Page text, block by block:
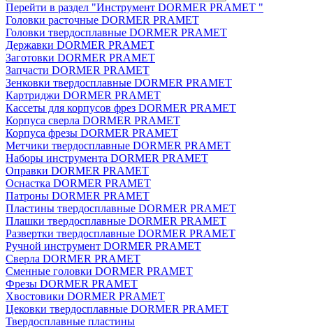
Перейти в раздел "Инструмент DORMER PRAMET "
Головки расточные DORMER PRAMET
Головки твердосплавные DORMER PRAMET
Державки DORMER PRAMET
Заготовки DORMER PRAMET
Запчасти DORMER PRAMET
Зенковки твердосплавные DORMER PRAMET
Картриджи DORMER PRAMET
Кассеты для корпусов фрез DORMER PRAMET
Корпуса сверла DORMER PRAMET
Корпуса фрезы DORMER PRAMET
Метчики твердосплавные DORMER PRAMET
Наборы инструмента DORMER PRAMET
Оправки DORMER PRAMET
Оснастка DORMER PRAMET
Патроны DORMER PRAMET
Пластины твердосплавные DORMER PRAMET
Плашки твердосплавные DORMER PRAMET
Развертки твердосплавные DORMER PRAMET
Ручной инструмент DORMER PRAMET
Сверла DORMER PRAMET
Сменные головки DORMER PRAMET
Фрезы DORMER PRAMET
Хвостовики DORMER PRAMET
Цековки твердосплавные DORMER PRAMET
Твердосплавные пластины